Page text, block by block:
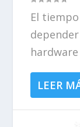
El
LEER